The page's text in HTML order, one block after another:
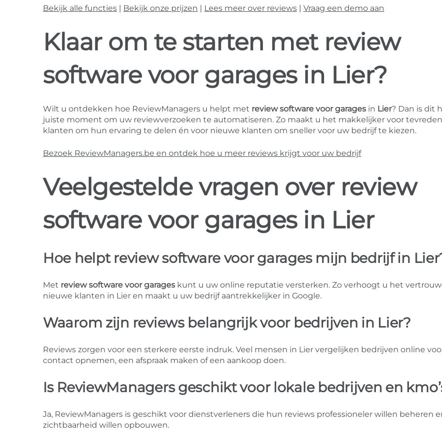
Bekijk alle functies Bekijk onze prijzen Lees meer over reviews Vraag een demo aan
Klaar om te starten met review
software voor garages in Lier?
Wilt u ontdekken hoe ReviewManagers u helpt met review software voor garages in Lier? Dan is dit
juiste moment om uw reviewverzoeken te automatiseren. Zo maakt u het makkelijker voor tevreden
klanten om hun ervaring te delen én voor nieuwe klanten om sneller voor uw bedrijf te kiezen.
Bezoek ReviewManagers.be en ontdek hoe u meer reviews krijgt voor uw bedrijf
Veelgestelde vragen over review
software voor garages in Lier
Hoe helpt review software voor garages mijn bedrijf in
Met review software voor garages kunt u uw online reputatie versterken. Zo verhoogt u het
nieuwe klanten in Lier en maakt u uw bedrijf aantrekkelijker in Google.
Waarom zijn reviews belangrijk voor bedrijven in Lier?
Reviews zorgen voor een sterkere eerste indruk. Veel mensen in Lier vergelijken bedrijven online
contact opnemen, een afspraak maken of een aankoop doen.
Is ReviewManagers geschikt voor lokale bedrijven en
Ja, ReviewManagers is geschikt voor dienstverleners die hun reviews professioneler willen beheren
zichtbaarheid willen opbouwen.